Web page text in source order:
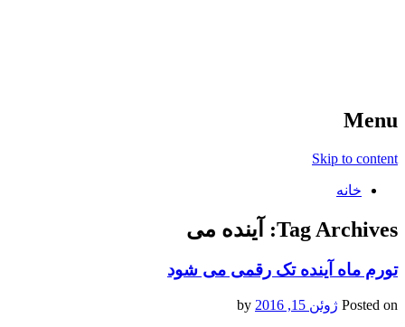
Menu
Skip to content
خانه
Tag Archives: آینده می
تورم ماه آینده تک رقمی می شود
Posted on ژوئن 15, 2016